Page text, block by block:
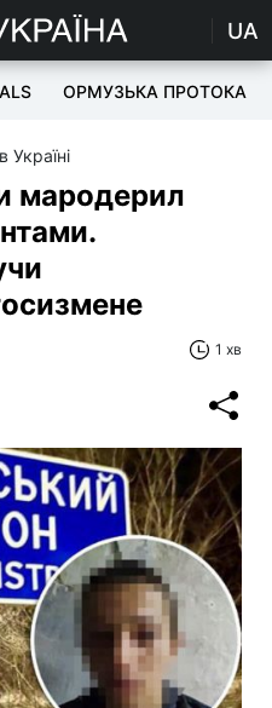
UA
ОРМУЗЬКА ПРОТОКА
Україні
мародерил
1 хв